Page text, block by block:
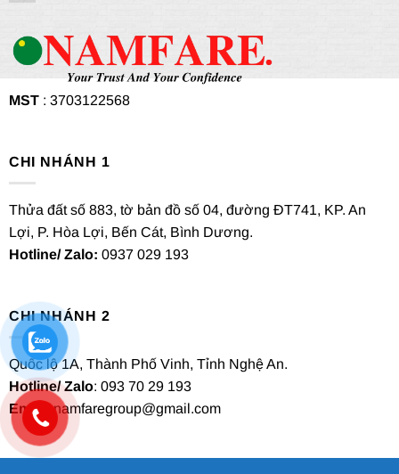
MST: 3703122568
CHI NHÁNH 1
Thửa đất số 883, tờ bản đồ số 04, đường ĐT741, KP. An
Lợi, P. Hòa Lợi, Bến Cát, Bình Dương.
Hotline/ Zalo: 0937 029 193
CHI NHÁNH 2
Quốc lộ 1A, Thành Phố Vinh, Tỉnh Nghệ An.
Hotline/ Zalo: 093 70 29 193
Email
: namfaregroup@gmail.com